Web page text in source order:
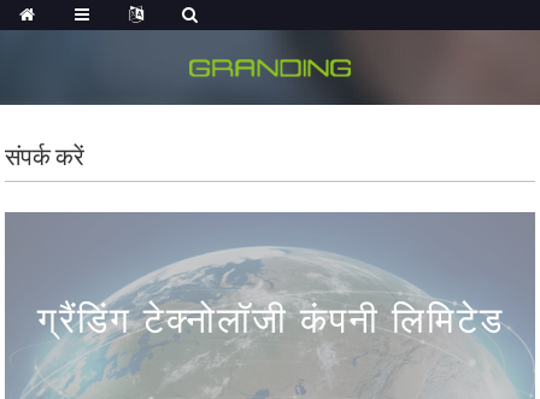
संपर्क करें
ग्रैंडिंग टेक्नोलॉजी कंपनी लिमिटेड